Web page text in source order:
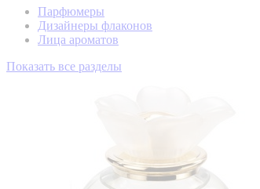
Парфюмеры
Дизайнеры флаконов
Лица ароматов
Показать все разделы